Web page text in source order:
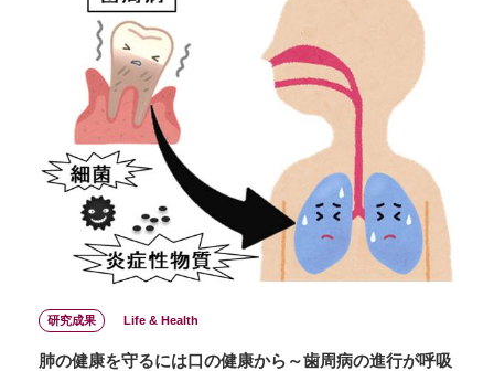
研究成果 Life & Health
肺の健康を守るには口の健康から～歯周病の進行が呼吸